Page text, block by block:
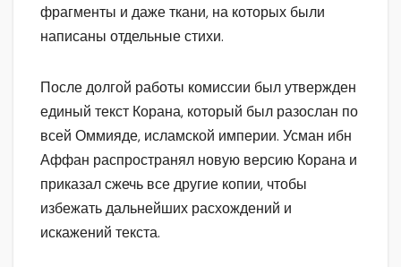
фрагменты и даже ткани, на которых были
написаны отдельные стихи.
После долгой работы комиссии был утвержден
единый текст Корана, который был разослан по
всей Оммияде, исламской империи. Усман ибн
Аффан распространял новую версию Корана и
приказал сжечь все другие копии, чтобы
избежать дальнейших расхождений и
искажений текста.